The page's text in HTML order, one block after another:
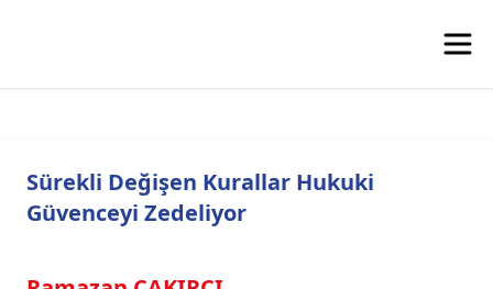
Sürekli Değişen Kurallar Hukuki
Güvenceyi Zedeliyor